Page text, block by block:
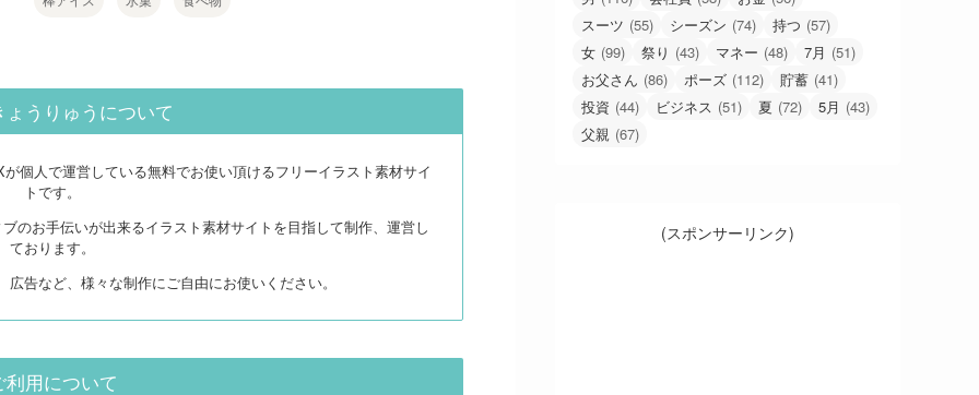
うりゅうについて
個人で運営している無料でお使い頂けるフリーイラスト素材サイ
トです。
のお手伝いが出来るイラスト素材サイトを目指して制作、運営し
ております。
告など、様々な制作にご自由にお使いください。
利用について
スーツ (55) シーズン (74) 持つ (57)
女 (99) 祭り (43) マネー (48) 7月 (51)
お父さん (86) ポーズ (112) 貯蓄 (41)
投資 (44) ビジネス (51) 夏 (72) 5月 (43)
父親 (67)
(スポンサーリンク)